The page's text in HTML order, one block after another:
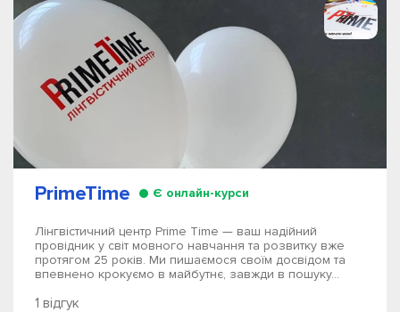
PrimeTime Є онлайн-курси
Лінгвістичний центр Prime Time — ваш надійний
провідник у світ мовного навчання та розвитку вже
протягом 25 років. Ми пишаємося своїм досвідом та
впевнено крокуємо в майбутнє, завжди в пошуку...
1 відгук